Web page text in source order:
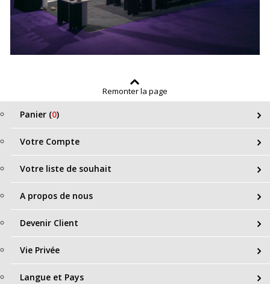
Remonter la page
Panier (0)
Votre Compte
Votre liste de souhait
A propos de nous
Devenir Client
Vie Privée
Langue et Pays